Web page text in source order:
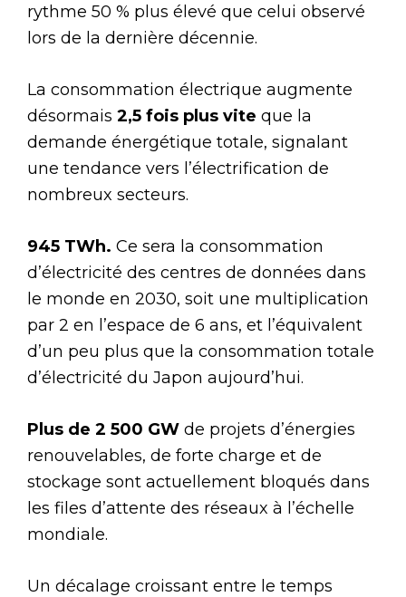
rythme 50 % plus élevé que celui observé
lors de la dernière décennie.
La consommation électrique augmente
désormais 2,5 fois plus vite que la
demande énergétique totale, signalant
une tendance vers l’électrification de
nombreux secteurs.
945 TWh. Ce sera la consommation
d’électricité des centres de données dans
le monde en 2030, soit une multiplication
par 2 en l’espace de 6 ans, et l’équivalent
d’un peu plus que la consommation totale
d’électricité du Japon aujourd’hui.
Plus de 2 500 GW de projets d’énergies
renouvelables, de forte charge et de
stockage sont actuellement bloqués dans
les files d’attente des réseaux à l’échelle
mondiale.
Un décalage croissant entre le temps